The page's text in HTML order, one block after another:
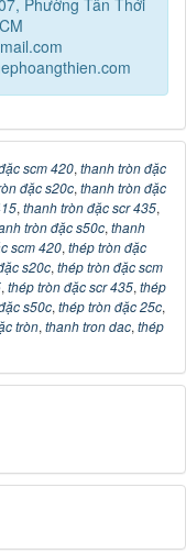
Phường Tân Thới
scm 420, thanh tròn đặc
đặc s20c, thanh tròn đặc
, thanh tròn đặc scr 435,
tròn đặc s50c, thanh
scm 420, thép tròn đặc
s20c, thép tròn đặc scm
, thép tròn đặc scr 435, thép
s50c, thép tròn đặc 25c,
tròn, thanh tron dac, thép